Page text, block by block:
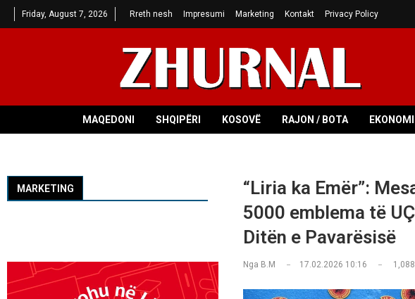
Friday, August 7, 2026 Rreth nesh Impresumi Marketing Kontakt Privacy Policy
MAQEDONI SHQIPËRI KOSOVË RAJON / BOTA EKONOMI
“Liria ka Emër”:
5000 emblema të
Ditën e Pavarësisë
Nga B.M 17.02.2026 10:16 1,088
MARKETING